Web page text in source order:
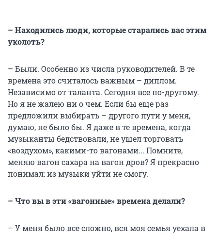
– Находились люди, которые старались вас этим
уколоть?
– Были. Особенно из числа руководителей. В те
времена это считалось важным – диплом.
Независимо от таланта. Сегодня все по-другому.
Но я не жалею ни о чем. Если бы еще раз
предложили выбирать – другого пути у меня,
думаю, не было бы. Я даже в те времена, когда
музыканты бедствовали, не ушел торговать
«воздухом», какими-то вагонами... Помните,
меняю вагон сахара на вагон дров? Я прекрасно
понимал: из музыки уйти не смогу.
– Что вы в эти «вагонные» времена делали?
– У меня было все сложно, вся моя семья уехала в